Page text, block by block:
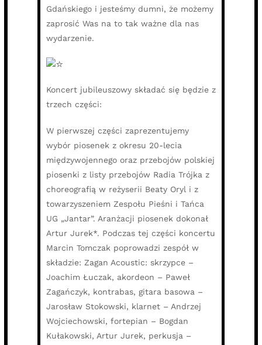
Gdańskiego i jesteśmy dumni, że możemy
zaprosić Was na to tak ważne dla nas
wydarzenie.
Koncert jubileuszowy składać się będzie z
trzech części:
W pierwszej części zaprezentujemy
wybór piosenek z okresu 20-lecia
międzywojennego oraz przebojów polskiej
piosenki z listy przebojów Radia Trójka z
choreografią w reżyserii Beaty Oryl i z
towarzyszeniem Zespołu Pieśni i Tańca
UG „Jantar”. Aranżacji piosenek dokonał
Artur Jurek*. Podczas tej części koncertu
Marcin Tomczak poprowadzi zespół w
składzie: Zagan Acoustic: skrzypce –
Joachim Łuczak, akordeon – Paweł
Zagańczyk, kontrabas, gitara basowa –
Jarosław Stokowski, klarnet – Andrzej
Wojciechowski, fortepian – Bogdan
Kułakowski, Artur Jurek, perkusja –